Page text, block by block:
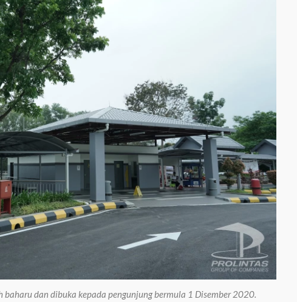
dan dibuka kepada pengunjung bermula 1 Disember 2020.